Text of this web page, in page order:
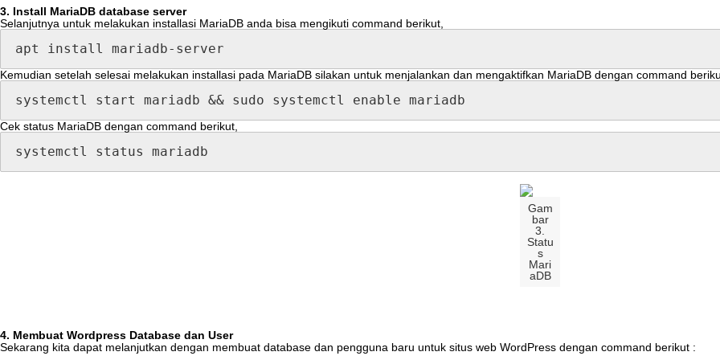
3. Install MariaDB database server
Selanjutnya untuk melakukan installasi MariaDB anda bisa mengikuti command berikut,
apt install mariadb- server
Kemudian setelah selesai melakukan installasi pada MariaDB silakan untuk menjalankan dan mengaktifkan MariaDB dengan command
systemctl start mariadb && sudo systemctl enable mariadb
Cek status MariaDB dengan command berikut,
systemctl status mariadb
Gam
bar
3
Statu
s
Mari
aDB
4. Membuat Wordpress Database dan User
Sekarang kita dapat melanjutkan dengan membuat database dan pengguna baru untuk situs web WordPress dengan command berikut :